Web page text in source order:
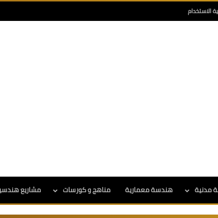
الاستخدام
مدنية هندسة معمارية مناهج و كورسات مشاريع